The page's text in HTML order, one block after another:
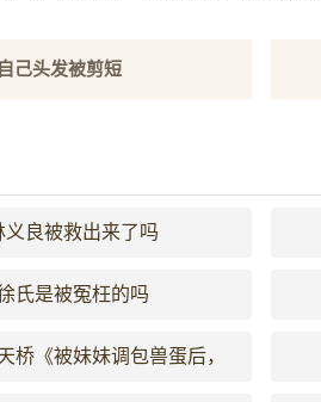
己头发被剪短
义良被救出来了吗
氏是被冤枉的吗
桥《被妹妹调包兽蛋后，